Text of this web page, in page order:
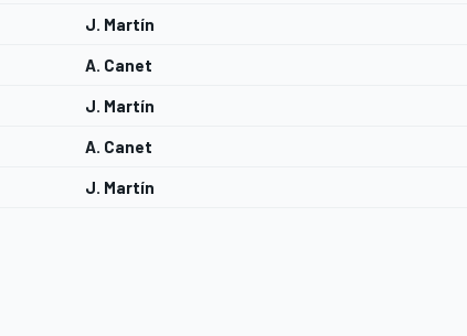
J. Martín
A. Canet
J. Martín
A. Canet
J. Martín